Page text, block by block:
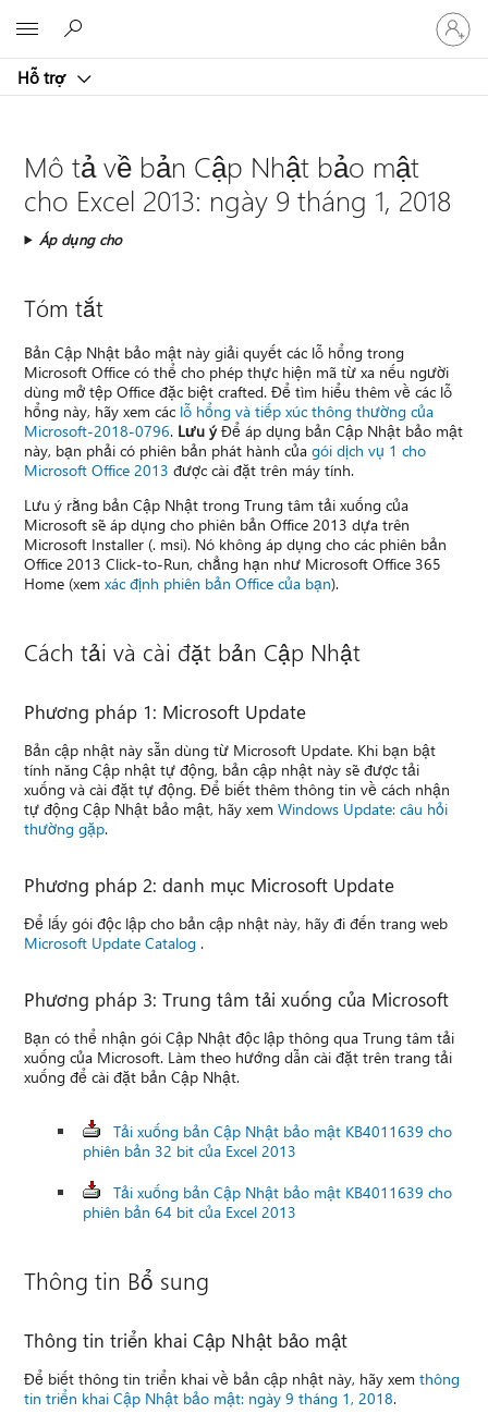
Hỗ trợ
Đăng
nhập
tài
Mô tả về bản Cập Nhật bảo mật
cho Excel 2013: ngày 9 tháng 1, 2018
Áp dụng cho
Tóm tắt
Bản Cập Nhật bảo mật này giải quyết các lỗ hổng trong
Microsoft Office có thể cho phép thực hiện mã từ xa nếu người
dùng mở tệp Office đặc biệt crafted. Để tìm hiểu thêm về các lỗ
hổng này, hãy xem các lỗ hổng và tiếp xúc thông thường của
Microsoft-2018-0796. Lưu ýĐể áp dụng bản Cập Nhật bảo mật
này, bạn phải có phiên bản phát hành củagói dịch vụ 1 cho
Microsoft Office 2013 được cài đặt trên máy tính.
Lưu ý rằng bản Cập Nhật trong Trung tâm tải xuống của
Microsoft sẽ áp dụng cho phiên bản Office 2013 dựa trên
Microsoft Installer (. msi). Nó không áp dụng cho các phiên bản
Office 2013 Click-to-Run, chẳng hạn như Microsoft Office 365
Home (xemxác định phiên bản Office của bạn).
Cách tải và cài đặt bản Cập Nhật
Phương pháp 1: Microsoft Update
Bản cập nhật này sẵn dùng từ Microsoft Update. Khi bạn bật
tính năng Cập nhật tự động, bản cập nhật này sẽ được tải
xuống và cài đặt tự động. Để biết thêm thông tin về cách nhận
tự động Cập Nhật bảo mật, hãy xemWindows Update: câu hỏi
thường gặp.
Phương pháp 2: danh mục Microsoft Update
Để lấy gói độc lập cho bản cập nhật này, hãy đi đến trang web
Microsoft Update Catalog .
Phương pháp 3: Trung tâm tải xuống của Microsoft
Bạn có thể nhận gói Cập Nhật độc lập thông qua Trung tâm tải
xuống của Microsoft. Làm theo hướng dẫn cài đặt trên trang tải
xuống để cài đặt bản Cập Nhật.
Tải xuống bản Cập Nhật bảo mật KB4011639 cho
phiên bản 32 bit của Excel 2013
Tải xuống bản Cập Nhật bảo mật KB4011639 cho
phiên bản 64 bit của Excel 2013
Thông tin Bổ sung
Thông tin triển khai Cập Nhật bảo mật
Để biết thông tin triển khai về bản cập nhật này, hãy xemthông
tin triển khai Cập Nhật bảo mật: ngày 9 tháng 1, 2018.